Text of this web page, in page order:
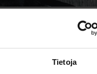
Tietoja